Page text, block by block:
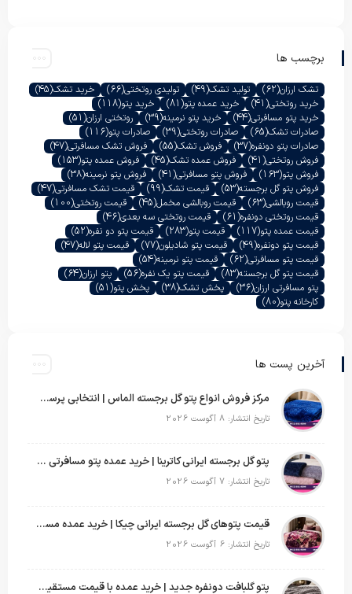
برچسب ها
تشک ارزان(62) تولید تشک(49) تولیدی روتختی(66) خرید تشک(45)
خرید روتختی(41) خرید عمده پتو(81) خرید پتو(118)
خرید پتو مسافرتی(44) خرید پتو نرمینه(39) روتختی ارزان(51)
صادرات تشک(65) صادرات روتختی(39) صادرات پتو(116)
صادرات پتو دونفره(37) فروش تشک(55) فروش تشک مسافرتی(47)
فروش روتختی(41) فروش عمده تشک(45) فروش عمده پتو(153)
فروش پتو(163) فروش پتو مسافرتی(41) فروش پتو نرمینه(38)
فروش پتو گل برجسته(53) قیمت تشک(99) قیمت تشک مسافرتی(47)
قیمت روبالشی(63) قیمت روبالشی مخمل(45) قیمت روتختی(100)
قیمت روتختی دونفره(61) قیمت روتختی سه بعدی(46)
قیمت عمده پتو(117) قیمت پتو(283) قیمت پتو دو نفره(52)
قیمت پتو دونفره(49) قیمت پتو شادیلون(77) قیمت پتو لاله(47)
قیمت پتو مسافرتی(62) قیمت پتو نرمینه(54)
قیمت پتو گل برجسته(83) قیمت پتو یک نفره(56) پتو ارزان(64)
پتو مسافرتی ارزان(36) پخش تشک(38) پخش پتو(51)
کارخانه پتو(80)
آخرین پست ها
مرکز فروش انواع پتو گل برجسته الماس | انتخابی پرسود برای عمده‌فروشان
تاریخ انتشار: 8 آگوست 2026
پتو گل برجسته ایرانی کاترینا | خرید عمده پتو مسافرتی با قیمت تولیدی
تاریخ انتشار: 7 آگوست 2026
قیمت پتوهای گل برجسته ایرانی چیکا | خرید عمده مستقیم با سود بالا
تاریخ انتشار: 6 آگوست 2026
پتو گلبافت دونفره جدید | خرید عمده با قیمت مستقیم و طرح‌های پرفروش بازار